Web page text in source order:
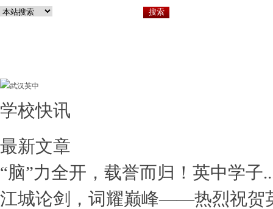
学校快讯
最新文章
“脑”力全开，载誉而归！英中学子
江城论剑，词耀巅峰——热烈祝贺